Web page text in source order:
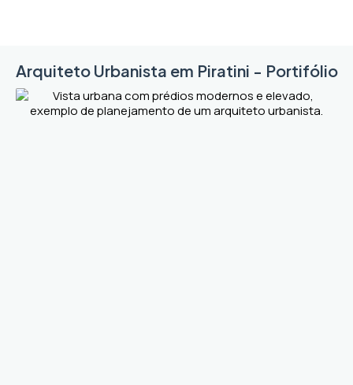
Arquiteto Urbanista em Piratini - Portifólio